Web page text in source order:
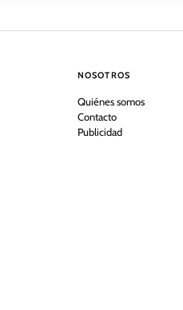
NOSOTROS
Quiénes somos
Contacto
Publicidad